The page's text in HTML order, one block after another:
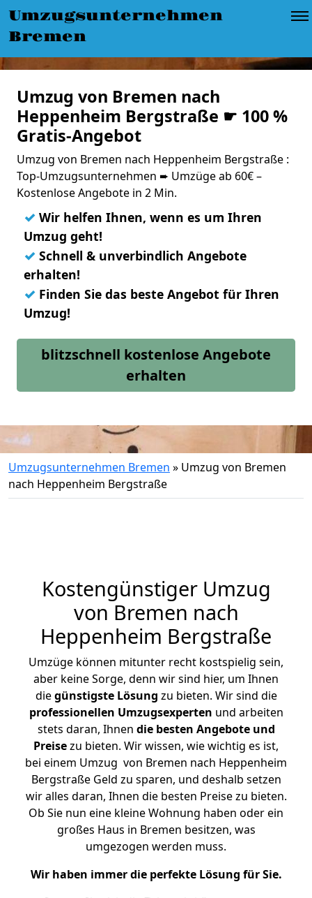
Umzugsunternehmen
Bremen
Umzug von Bremen nach
Heppenheim Bergstraße ☛ 100 %
Gratis-Angebot
Umzug von Bremen nach Heppenheim Bergstraße :
Top-Umzugsunternehmen ➨ Umzüge ab 60€ –
Kostenlose Angebote in 2 Min.
✓ Wir helfen Ihnen, wenn es um Ihren
Umzug geht!
✓ Schnell & unverbindlich Angebote
erhalten!
✓ Finden Sie das beste Angebot für Ihren
Umzug!
blitzschnell kostenlose Angebote
erhalten
Umzugsunternehmen Bremen » Umzug von Bremen
nach Heppenheim Bergstraße
Kostengünstiger Umzug
von Bremen nach
Heppenheim Bergstraße
Umzüge können mitunter recht kostspielig sein,
aber keine Sorge, denn wir sind hier, um Ihnen
diegünstigste Lösung zu bieten. Wir sind die
professionellen Umzugsexperten und arbeiten
stets daran, Ihnen die besten Angebote und
Preisezu bieten. Wir wissen, wie wichtig es ist,
bei einem Umzug von Bremen nach Heppenheim
Bergstraße Geld zu sparen, und deshalb setzen
wir alles daran, Ihnen die besten Preise zu bieten.
Ob Sie nun eine kleine Wohnung haben oder ein
großes Haus in Bremen besitzen, was
umgezogen werden muss.
Wir haben immer die perfekte Lösung für Sie.